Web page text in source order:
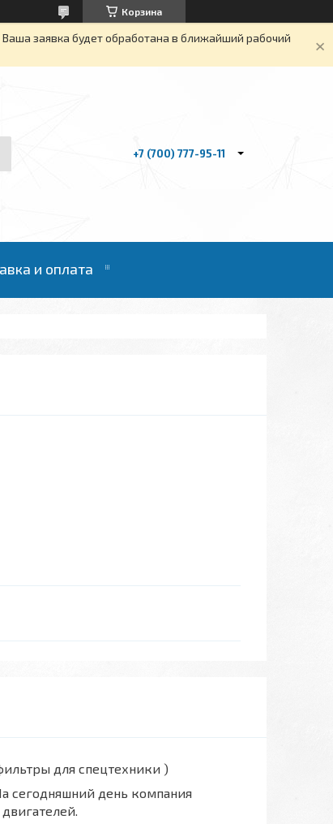
Корзина
заявка будет обработана в ближайший рабочий
+7 (700) 777-95-11
и оплата
для спецтехники )
сегодняшний день компания